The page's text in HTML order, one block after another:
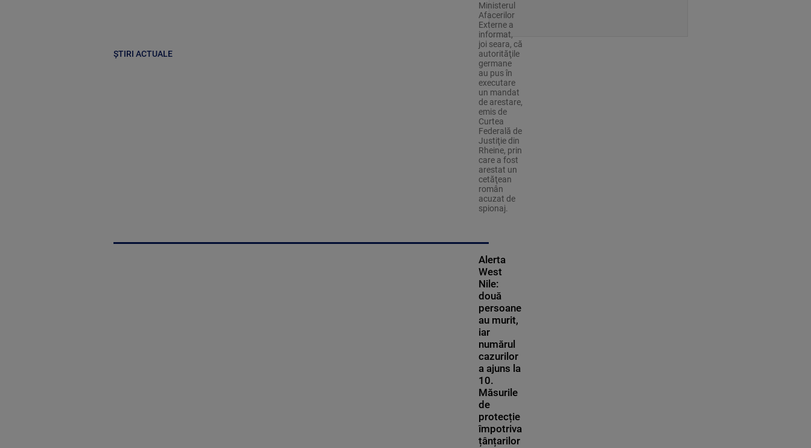
ȘTIRI ACTUALE
Ministerul
Afacerilor
Externe a
informat,
joi seara, că
autorităţile
germane
au pus în
executare
un mandat
de arestare,
emis de
Curtea
Federală de
Justiţie din
Rheine, prin
care a fost
arestat un
cetăţean
român
acuzat de
spionaj.
Alerta
West
Nile:
două
persoane
au murit,
iar
numărul
cazurilor
a ajuns la
10.
Măsurile
de
protecție
împotriva
țânțarilor